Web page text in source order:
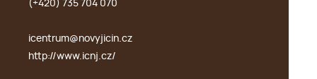
(+420) 735 704 070
icentrum@novyjicin.cz
http://www.icnj.cz/